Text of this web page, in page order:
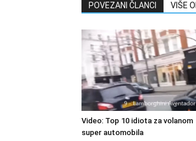
POVEZANI ČLANCI VIŠE
Video: Top 10 idiota za volanom
super automobila